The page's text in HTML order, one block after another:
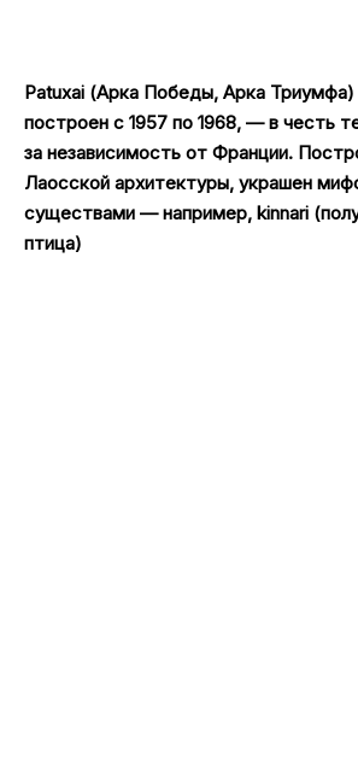
Patuxai (Арка Победы, Арка
построен с 1957 по 1968, — в честь
за независимость от Франции.
Лаосской архитектуры, украшен
существами — например, kinnari
птица)